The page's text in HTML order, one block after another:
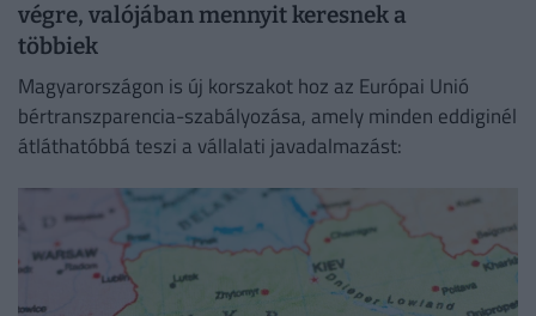
végre, valójában mennyit keresnek a
többiek
Magyarországon is új korszakot hoz az Európai Unió
bértranszparencia-szabályozása, amely minden eddiginél
átláthatóbbá teszi a vállalati javadalmazást: